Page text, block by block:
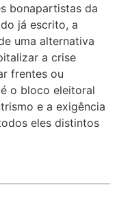
bonapartistas da
já escrito, a
uma alternativa
a crise
frentes ou
o bloco eleitoral
e a exigência
eles distintos